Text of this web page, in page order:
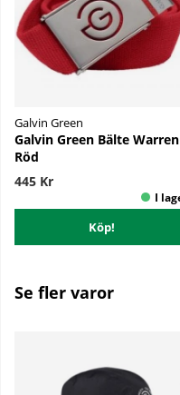
Galvin Green
Galvin Green Bälte Warren
Röd
445 Kr
Köp!
Se fler varor